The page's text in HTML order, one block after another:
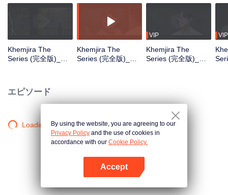
Khemjira The
Series (完全版)_第
Khemjira The
Series (完全版)_第
VIP
Khemjira The
Series (完全版)_第
VIP
エピソード
Loading…By using the website, you are agreeing to our
Privacy Policy and the use of cookies in
accordance with our Cookie Policy.
Accept